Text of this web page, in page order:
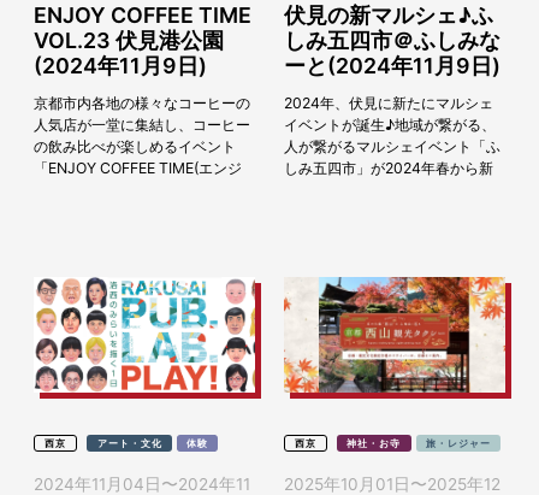
ENJOY COFFEE TIME
VOL.23 伏見港公園
(2024年11月9日)
京都市内各地の様々なコーヒーの
人気店が一堂に集結し、コーヒー
の飲み比べが楽しめるイベント
「ENJOY COFFEE TIME(エンジ
伏見の新マルシェ♪ふ
しみ五四市＠ふしみな
ーと(2024年11月9日)
2024年、伏見に新たにマルシェ
イベントが誕生♪地域が繋がる、
人が繋がるマルシェイベント「ふ
しみ五四市」が2024年春から新
西京 アート・文化 体験
2024年11月04日〜2024年11
西京 神社・お寺 旅・レジャー
2025年10月01日〜2025年12